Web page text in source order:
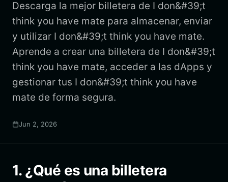
Descarga la mejor billetera de I don&#39;t
think you have mate para almacenar, enviar
y utilizar I don&#39;t think you have mate.
Aprende a crear una billetera de I don&#39;t
think you have mate, acceder a las dApps y
gestionar tus I don&#39;t think you have
mate de forma segura.
Jun 2, 2026
1. ¿Qué es una billetera